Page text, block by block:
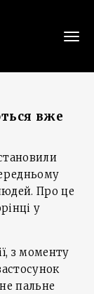
вже
Про це
у
з моменту
пальне